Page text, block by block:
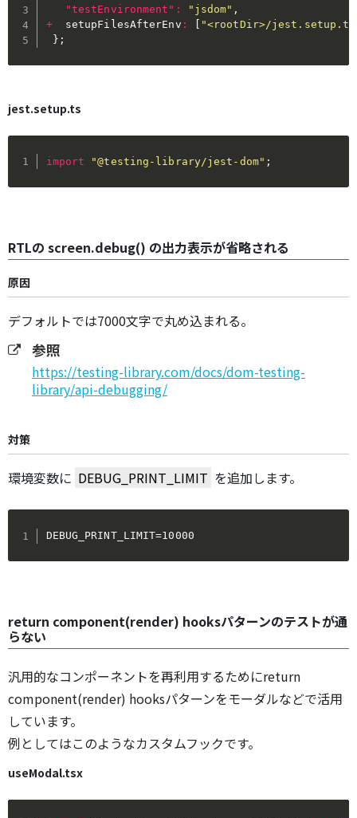
"testEnvironment" : "jsdom" ,
+
  setupFilesAfterEnv
:
"<rootDir>/
} ;
jest.setup.ts
import "@testing-library/jest-dom" ;
RTLの screen.debug() の出力表示が省略される
原因
デフォルトでは7000文字で丸め込まれる。
参照
https://testing-library.com/docs/dom-testing-
library/api-debugging/
対策
環境変数に DEBUG_PRINT_LIMIT を追加します。
DEBUG_PRINT_LIMIT=10000
return component(render) hooksパターンのテストが通
らない
汎用的なコンポーネントを再利用するためにreturn
component(render) hooksパターンをモーダルなどで活用
しています。
例としてはこのようなカスタムフックです。
useModal.tsx